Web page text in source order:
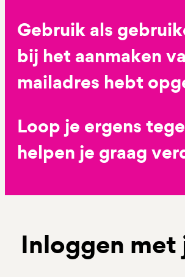
Gebruik als
bij het aanmaken
mailadres hebt
Loop je ergens
helpen je graag
Inloggen